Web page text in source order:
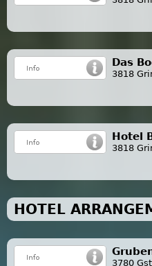
Das
3818
Hotel
3818
HOTEL
3780